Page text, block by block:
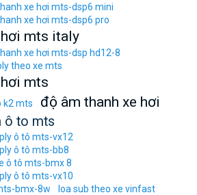
xe hơi mts-dsp6 mini
xe hơi mts-dsp6 pro
mts italy
xe hơi mts-dsp hd12-8
theo xe mts
mts
k2 mts độ âm thanh xe hơi
ô to mts
ô tô mts-vx12
ô tô mts-bb8
ô tô mts-bmx 8
ô tô mts-vx10
bmx-8w
loa sub theo xe vinfast